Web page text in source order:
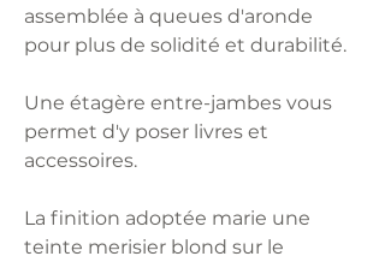
assemblée à queues d'aronde
pour plus de solidité et durabilité.
Une étagère entre-jambes vous
permet d'y poser livres et
accessoires.
La finition adoptée marie une
teinte merisier blond sur le